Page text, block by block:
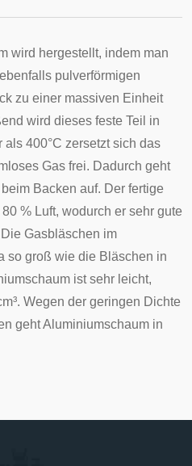
wird hergestellt, indem man
pulverförmigen
zu einer massiven Einheit
wird dieses feste Teil in
400°C zersetzt sich das
Gas frei. Dadurch geht
Backen auf. Der fertige
% Luft, wodurch er sehr gute
Gasbläschen im
so groß wie die Bläschen in
ist sehr leicht,
Wegen der geringen Dichte
geht Aluminiumschaum in